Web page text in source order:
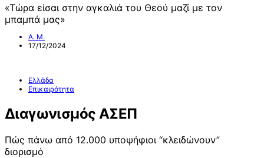
«Τώρα είσαι στην αγκαλιά του Θεού μαζί με τον
μπαμπά μας»
Α. Μ.
17/12/2024
Ελλάδα
Επικαιρότητα
Διαγωνισμός ΑΣΕΠ
Πώς πάνω από 12.000 υποψήφιοι “κλειδώνουν”
διορισμό